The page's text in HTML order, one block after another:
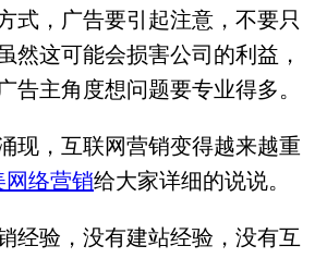
式，广告要引起注意，不要只
然这可能会损害公司的利益，
告主角度想问题要专业得多。
现，互联网营销变得越来越重
网络营销给大家详细的说说。
经验，没有建站经验，没有互